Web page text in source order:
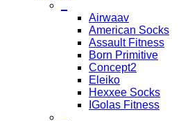
Airwaav
American Socks
Assault Fitness
Born Primitive
Concept2
Eleiko
Hexxee Socks
IGolas Fitness